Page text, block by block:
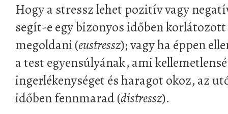
Hogy a stressz lehet pozitív vagy
segít-e egy bizonyos időben
megoldani (eustressz); vagy ha éppen
a test egyensúlyának, ami
ingerlékenységet és haragot okoz, az
időben fennmarad (distressz).